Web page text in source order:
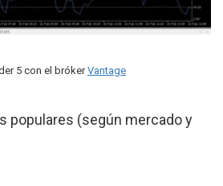
5 con el brókerVantage
populares (según mercado y